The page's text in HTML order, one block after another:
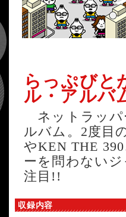
らっぷびと
ル・アルバ
ネットラッパ
ルバム。2度目
やKEN THE
ーを問わない
注目!!
収録内容